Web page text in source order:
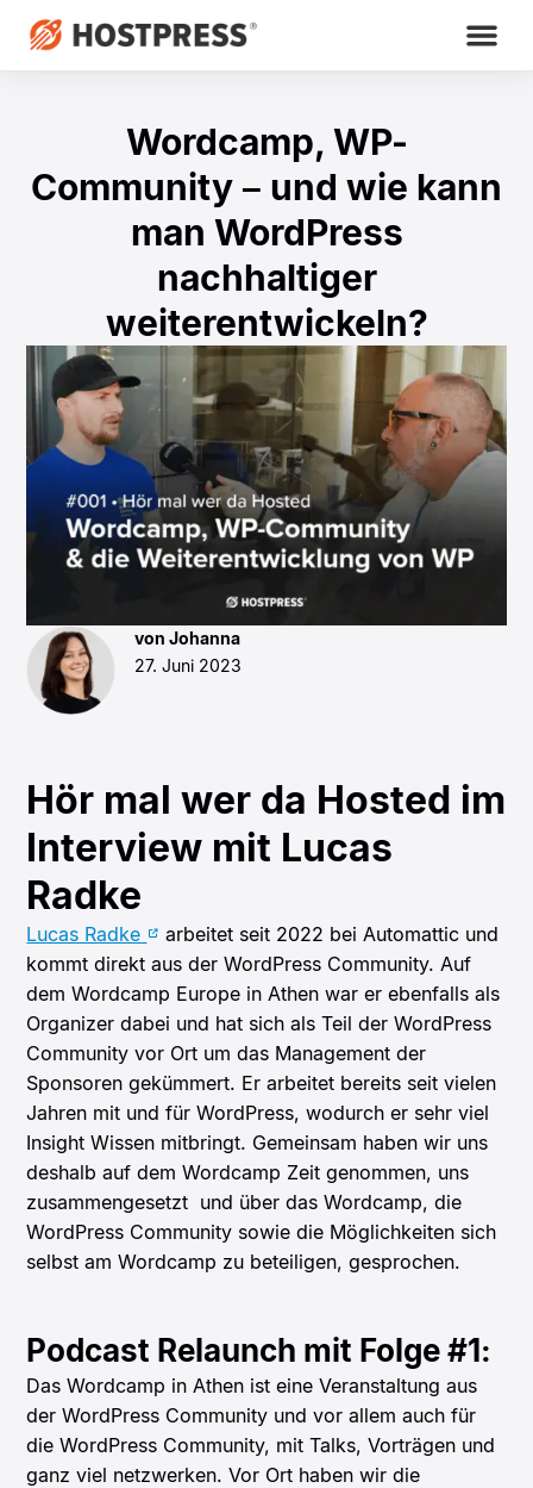
Wordcamp, WP-
Community – und wie kann
man WordPress
nachhaltiger
weiterentwickeln?
von Johanna
27. Juni 2023
Hör mal wer da Hosted im
Interview mit Lucas
Radke
Lucas Radke
arbeitet seit 2022 bei Automattic und
kommt direkt aus der WordPress Community. Auf
dem Wordcamp Europe in Athen war er ebenfalls als
Organizer dabei und hat sich als Teil der WordPress
Community vor Ort um das Management der
Sponsoren gekümmert. Er arbeitet bereits seit vielen
Jahren mit und für WordPress, wodurch er sehr viel
Insight Wissen mitbringt. Gemeinsam haben wir uns
deshalb auf dem Wordcamp Zeit genommen, uns
zusammengesetzt und über das Wordcamp, die
WordPress Community sowie die Möglichkeiten sich
selbst am Wordcamp zu beteiligen, gesprochen.
Podcast Relaunch mit Folge #1:
Das Wordcamp in Athen ist eine Veranstaltung aus
der WordPress Community und vor allem auch für
die WordPress Community, mit Talks, Vorträgen und
ganz viel netzwerken. Vor Ort haben wir die